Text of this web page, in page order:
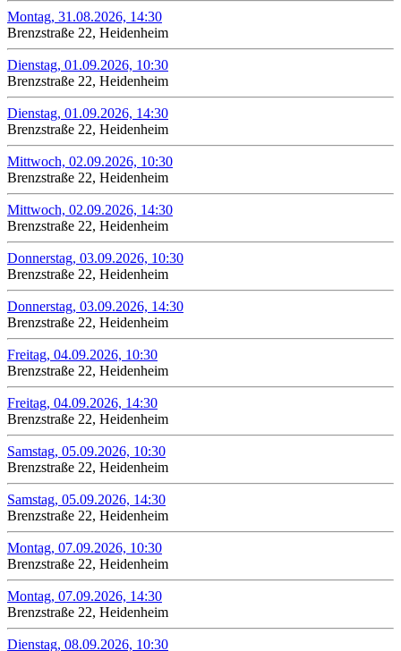
Montag, 31.08.2026, 14:30
Brenzstraße 22, Heidenheim
Dienstag, 01.09.2026, 10:30
Brenzstraße 22, Heidenheim
Dienstag, 01.09.2026, 14:30
Brenzstraße 22, Heidenheim
Mittwoch, 02.09.2026, 10:30
Brenzstraße 22, Heidenheim
Mittwoch, 02.09.2026, 14:30
Brenzstraße 22, Heidenheim
Donnerstag, 03.09.2026, 10:30
Brenzstraße 22, Heidenheim
Donnerstag, 03.09.2026, 14:30
Brenzstraße 22, Heidenheim
Freitag, 04.09.2026, 10:30
Brenzstraße 22, Heidenheim
Freitag, 04.09.2026, 14:30
Brenzstraße 22, Heidenheim
Samstag, 05.09.2026, 10:30
Brenzstraße 22, Heidenheim
Samstag, 05.09.2026, 14:30
Brenzstraße 22, Heidenheim
Montag, 07.09.2026, 10:30
Brenzstraße 22, Heidenheim
Montag, 07.09.2026, 14:30
Brenzstraße 22, Heidenheim
Dienstag, 08.09.2026, 10:30